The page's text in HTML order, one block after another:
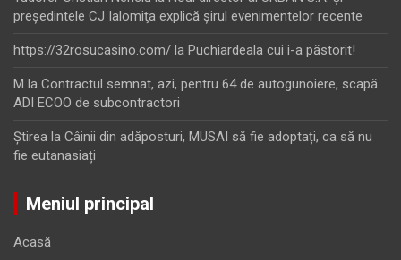
preşedintele CJ Ialomiţa explică şirul evenimentelor recente
https://32rosucasino.com/ la Puchiardeala cui i-a păstorit!
M la Contractul semnat, azi, pentru 64 de autogunoiere, scapă
ADI ECOO de subcontractori
Ştirea la Câinii din adăposturi, MUSAI să fie adoptați, ca să nu
fie eutanasiați
Meniul principal
Acasă